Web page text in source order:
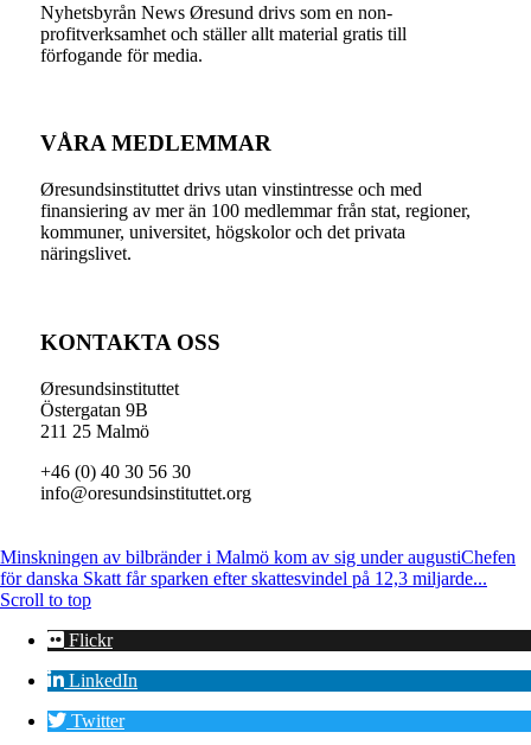
Nyhetsbyrån News Øresund drivs som en non-
profitverksamhet och ställer allt material gratis till
förfogande för media.
VÅRA MEDLEMMAR
Øresundsinstituttet drivs utan vinst­intresse och med
finansiering av mer än 100 medlemmar från stat, regioner,
kommuner, universitet, högskolor och det privata
näringslivet.
KONTAKTA OSS
Øresundsinstituttet
Östergatan 9B
211 25 Malmö
+46 (0) 40 30 56 30
info@oresundsinstituttet.org
Minskningen av bilbränder i Malmö kom av sig under augustiChefen
för danska Skatt får sparken efter skattesvindel på 12,3 miljarde...
Scroll to top
Flickr
LinkedIn
Twitter